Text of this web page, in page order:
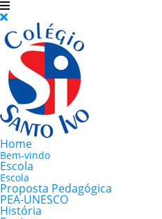
Home
Bem-vindo
Escola
Escola
Proposta Pedagógica
PEA-UNESCO
História